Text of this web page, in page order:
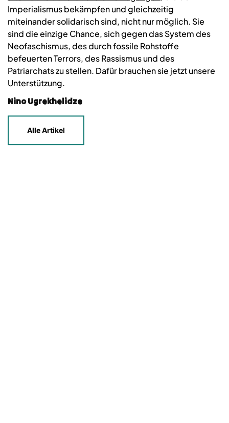
Imperialismus bekämpfen und gleichzeitig
miteinander solidarisch sind, nicht nur möglich. Sie
sind die einzige Chance, sich gegen das System des
Neofaschismus, des durch fossile Rohstoffe
befeuerten Terrors, des Rassismus und des
Patriarchats zu stellen. Dafür brauchen sie jetzt unsere
Unterstützung.
Nino Ugrekhelidze
Alle Artikel